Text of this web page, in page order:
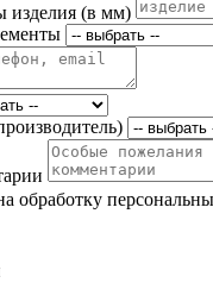
изделия (в мм)
обработку